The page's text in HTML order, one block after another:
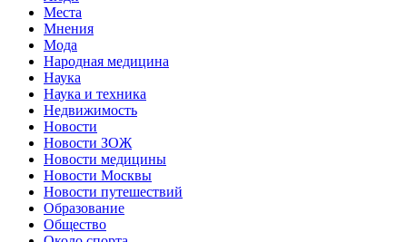
Места
Мнения
Мода
Народная медицина
Наука
Наука и техника
Недвижимость
Новости
Новости ЗОЖ
Новости медицины
Новости Москвы
Новости путешествий
Образование
Общество